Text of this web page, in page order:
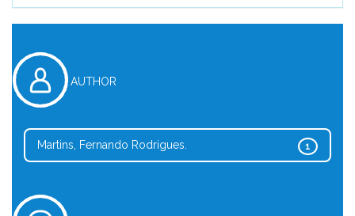
AUTHOR
1
Martins, Fernando Rodrigues.